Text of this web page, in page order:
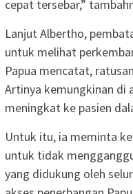
cepat tersebar,”
Lanjut Albertho,
untuk melihat
Papua mencatat,
Artinya kemungkinan di
meningkat ke pasien
Untuk itu, ia meminta
untuk tidak
yang didukung oleh